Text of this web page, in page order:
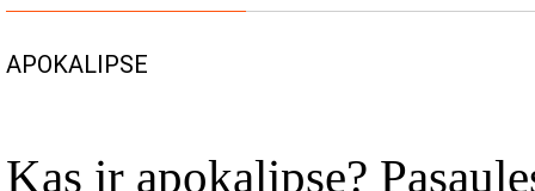
APOKALIPSE
Kas ir apokalipse?